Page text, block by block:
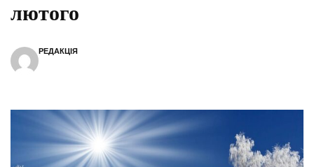
лютого
РЕДАКЦІЯ